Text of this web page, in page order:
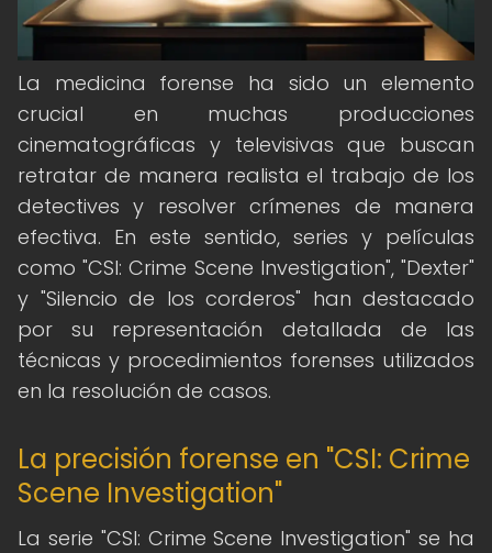
La medicina forense ha sido un elemento
crucial en muchas producciones
cinematográficas y televisivas que buscan
retratar de manera realista el trabajo de los
detectives y resolver crímenes de manera
efectiva. En este sentido, series y películas
como "CSI: Crime Scene Investigation", "Dexter"
y "Silencio de los corderos" han destacado
por su representación detallada de las
técnicas y procedimientos forenses utilizados
en la resolución de casos.
La precisión forense en "CSI: Crime
Scene Investigation"
La serie "CSI: Crime Scene Investigation" se ha